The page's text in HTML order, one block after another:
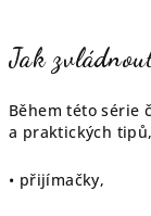
Jak
Během této série
a praktických
• přijímačky,